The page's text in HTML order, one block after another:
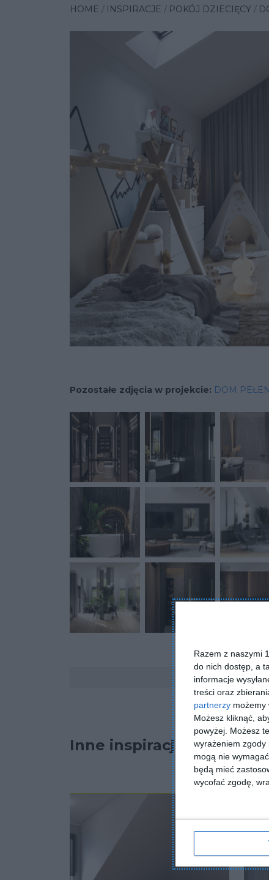
Razem z naszymi
do nich dostęp, a
informacje
treści oraz
partnerzy możemy
Możesz kliknąć,
powyżej. Możesz
wyrażeniem zgody
mogą nie
będą mieć
wycofać zgodę,
HOME INSPIRACJE POKÓJ DZIECIĘCY
Pozostałe zdjęcia w projekcie: DOM
Inne inspiracje